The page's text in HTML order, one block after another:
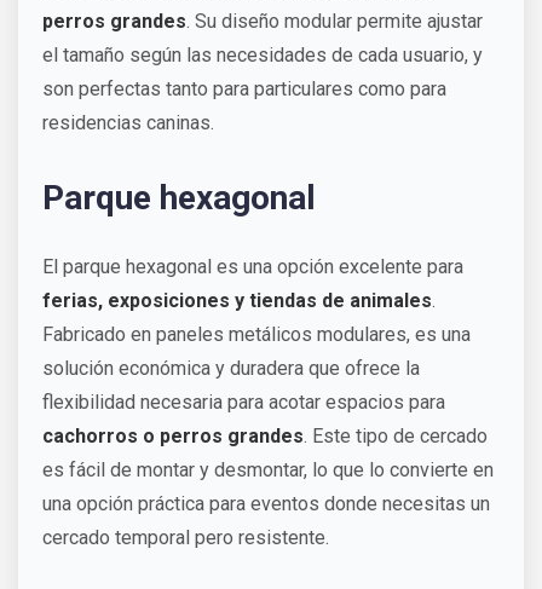
perros grandes. Su diseño modular permite ajustar
el tamaño según las necesidades de cada usuario, y
son perfectas tanto para particulares como para
residencias caninas.
Parque hexagonal
El parque hexagonal es una opción excelente para
ferias, exposiciones y tiendas de animales.
Fabricado en paneles metálicos modulares, es una
solución económica y duradera que ofrece la
flexibilidad necesaria para acotar espacios para
cachorros o perros grandes. Este tipo de cercado
es fácil de montar y desmontar, lo que lo convierte en
una opción práctica para eventos donde necesitas un
cercado temporal pero resistente.